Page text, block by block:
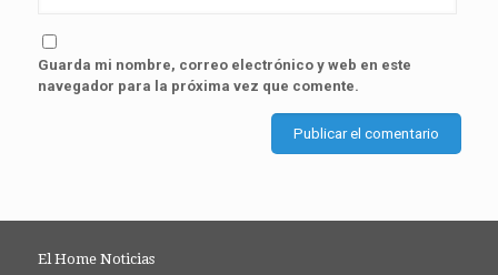
Guarda mi nombre, correo electrónico y web en este
navegador para la próxima vez que comente.
El Home Noticias